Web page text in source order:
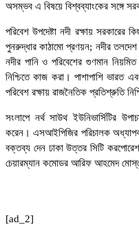
অসম্ভব এ বিষয়ে বিশ্বব্যাংকের সঙ্গে
পরিবেশ উপদেষ্টা নদী রক্ষায় সরকারের
পুনরুদ্ধার কাঠামো প্রণয়ন; নদীর
নদীর পানি ও পরিবেশের গুণমান
নিশ্চিতে কাজ করা। পাশাপাশি ভারত
পরিবেশ রক্ষায় রাজনৈতিক প্রতিশ্রুতি
সংলাপে নর্থ সাউথ ইউনিভার্সিটির
করেন। এসআইপিজির পরিচালক
বক্তব্য দেন ঢাকা উত্তর সিটি
চেয়ারম্যান কমোডর আরিফ আহমেদ
[ad_2]